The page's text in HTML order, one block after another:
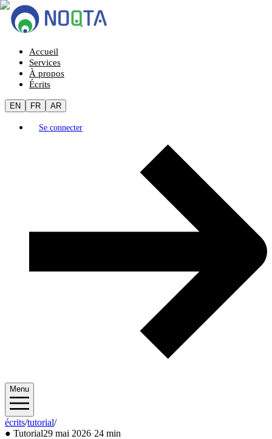
Accueil
Services
À propos
Écrits
EN FR AR
Se connecter
Menu
écrits/tutorial/2026/05
● Tutorial29 mai 2026·24 min